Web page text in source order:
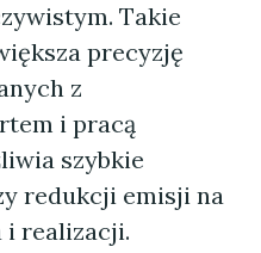
Takie
precyzję
z
i pracą
szybkie
redukcji emisji na
i realizacji.